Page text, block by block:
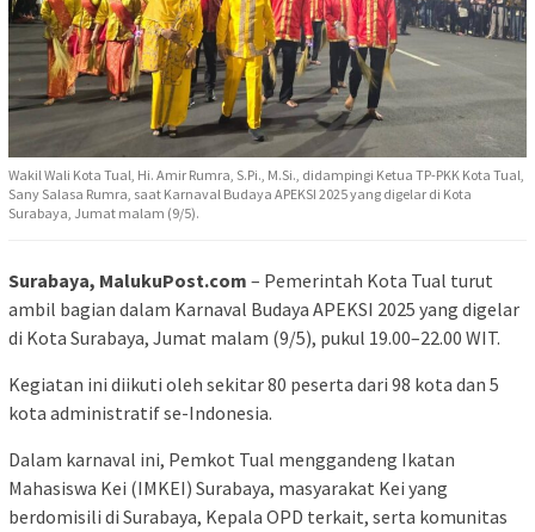
Wakil Wali Kota Tual, Hi. Amir Rumra, S.Pi., M.Si., didampingi Ketua TP-PKK Kota Tual,
Sany Salasa Rumra, saat Karnaval Budaya APEKSI 2025 yang digelar di Kota
Surabaya, Jumat malam (9/5).
Surabaya, MalukuPost.com – Pemerintah Kota Tual turut
ambil bagian dalam Karnaval Budaya APEKSI 2025 yang digelar
di Kota Surabaya, Jumat malam (9/5), pukul 19.00–22.00 WIT.
Kegiatan ini diikuti oleh sekitar 80 peserta dari 98 kota dan 5
kota administratif se-Indonesia.
Dalam karnaval ini, Pemkot Tual menggandeng Ikatan
Mahasiswa Kei (IMKEI) Surabaya, masyarakat Kei yang
berdomisili di Surabaya, Kepala OPD terkait, serta komunitas